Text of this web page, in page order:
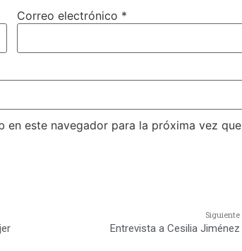
Correo electrónico *
este navegador para la próxima vez que
Siguiente
Entrevista a Cesilia Jiménez